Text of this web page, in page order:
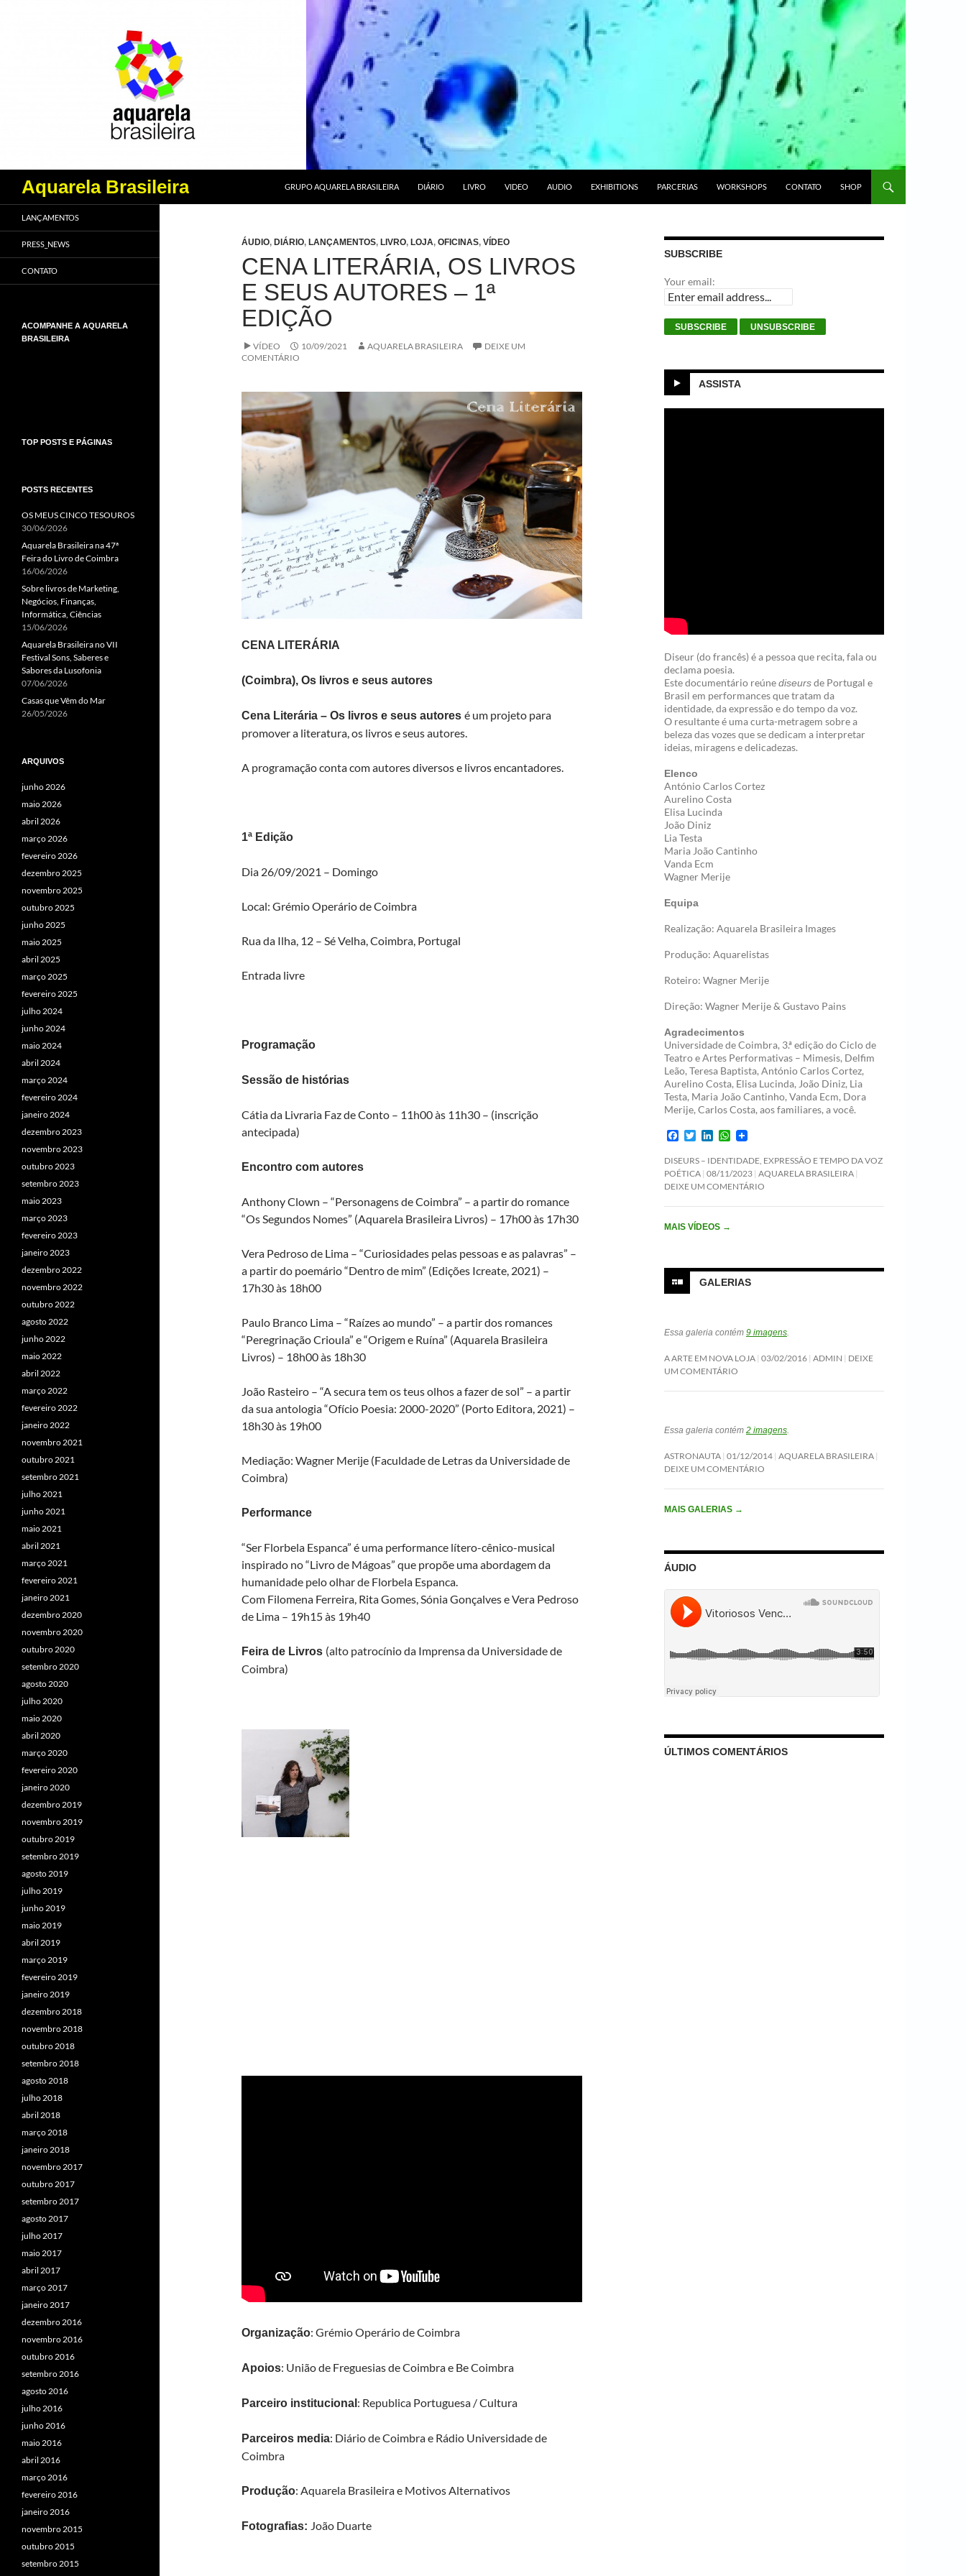
Aquarela Brasileira
Pesquisar
GRUPO AQUARELA BRASILEIRA
DIÁRIO LIVRO VIDEO AUDIO EXHIBITIONS PARCERIAS WORKSHOPS CONTATO SHOP
ÁUDIO, DIÁRIO, LANÇAMENTOS, LIVRO, LOJA, OFICINAS, VÍDEO
CENA LITERÁRIA, OS LIVROS
E SEUS AUTORES – 1ª
EDIÇÃO
VÍDEO 10/09/2021 AQUARELA BRASILEIRA
DEIXE UM
COMENTÁRIO
CENA LITERÁRIA
(Coimbra), Os livros e seus autores
Cena Literária – Os livros e seus autores é um projeto para
promover a literatura, os livros e seus autores.
A programação conta com autores diversos e livros encantadores.
1ª Edição
Dia 26/09/2021 – Domingo
Local: Grémio Operário de Coimbra
Rua da Ilha, 12 – Sé Velha, Coimbra, Portugal
Entrada livre
Programação
Sessão de histórias
Cátia da Livraria Faz de Conto – 11h00 às 11h30 – (inscrição
antecipada)
Encontro com autores
Anthony Clown – “Personagens de Coimbra” – a partir do romance
“Os Segundos Nomes” (Aquarela Brasileira Livros) – 17h00 às 17h30
Vera Pedroso de Lima – “Curiosidades pelas pessoas e as palavras” –
a partir do poemário “Dentro de mim” (Edições Icreate, 2021) –
17h30 às 18h00
Paulo Branco Lima – “Raízes ao mundo” – a partir dos romances
“Peregrinação Crioula” e “Origem e Ruína” (Aquarela Brasileira
Livros) – 18h00 às 18h30
João Rasteiro – “A secura tem os teus olhos a fazer de sol” – a partir
da sua antologia “Ofício Poesia: 2000-2020” (Porto Editora, 2021) –
18h30 às 19h00
Mediação: Wagner Merije (Faculdade de Letras da Universidade de
Coimbra)
Performance
“Ser Florbela Espanca” é uma performance lítero-cênico-musical
inspirado no “Livro de Mágoas” que propõe uma abordagem da
humanidade pelo olhar de Florbela Espanca.
Com Filomena Ferreira, Rita Gomes, Sónia Gonçalves e Vera Pedroso
de Lima – 19h15 às 19h40
Feira de Livros (alto patrocínio da Imprensa da Universidade de
Coimbra)
Organização: Grémio Operário de Coimbra
Apoios: União de Freguesias de Coimbra e Be Coimbra
Parceiro institucional : Republica Portuguesa / Cultura
Parceiros media: Diário de Coimbra e Rádio Universidade de
Coimbra
Produção: Aquarela Brasileira e Motivos Alternativos
Fotografias: João Duarte
SUBSCRIBE
Your email:
ASSISTA
Diseur (do francês) é a pessoa que recita, fala ou
declama poesia.
Este documentário reúnediseursde Portugal e
Brasil em performances que tratam da
identidade, da expressão e do tempo da voz.
O resultante é uma curta-metragem sobre a
beleza das vozes que se dedicam a interpretar
ideias, miragens e delicadezas.
Elenco
António Carlos Cortez
Aurelino Costa
Elisa Lucinda
João Diniz
Lia Testa
Maria João Cantinho
Vanda Ecm
Wagner Merije
Equipa
Realização: Aquarela Brasileira Images
Produção: Aquarelistas
Roteiro: Wagner Merije
Direção: Wagner Merije & Gustavo Pains
Agradecimentos
Universidade de Coimbra, 3.ª edição do Ciclo de
Teatro e Artes Performativas – Mimesis, Delfim
Leão, Teresa Baptista, António Carlos Cortez,
Aurelino Costa, Elisa Lucinda, João Diniz, Lia
Testa, Maria João Cantinho, Vanda Ecm, Dora
Merije, Carlos Costa, aos familiares, a você.
F
c
e
b
o
o
T
i
t
t
e
r
n
k
e
d
I
W
a
t
s
A
p
DISEURS – IDENTIDADE, EXPRESSÃO E TEMPO DA VOZ
POÉTICA 08/11/2023 AQUARELA BRASILEIRA
DEIXE UM COMENTÁRIO
MAIS VÍDEOS →
GALERIAS
Essa galeria contém 9 imagens.
A ARTE EM NOVA LOJA 03/02/2016 ADMIN
DEIXE
UM COMENTÁRIO
Essa galeria contém 2 imagens.
ASTRONAUTA 01/12/2014 AQUARELA BRASILEIRA
DEIXE UM COMENTÁRIO
MAIS GALERIAS →
ÁUDIO
ÚLTIMOS COMENTÁRIOS
LANÇAMENTOS
PRESS_NEWS
CONTATO
ACOMPANHE A AQUARELA
BRASILEIRA
TOP POSTS E PÁGINAS
POSTS RECENTES
OS MEUS CINCO TESOUROS
30/06/2026
Aquarela Brasileira na 47ª
Feira do Livro de Coimbra
16/06/2026
Sobre livros de Marketing,
Negócios, Finanças,
Informática, Ciências
15/06/2026
Aquarela Brasileira no VII
Festival Sons, Saberes e
Sabores da Lusofonia
07/06/2026
Casas que Vêm do Mar
26/05/2026
ARQUIVOS
junho 2026
maio 2026
abril 2026
março 2026
fevereiro 2026
dezembro 2025
novembro 2025
outubro 2025
junho 2025
maio 2025
abril 2025
março 2025
fevereiro 2025
julho 2024
junho 2024
maio 2024
abril 2024
março 2024
fevereiro 2024
janeiro 2024
dezembro 2023
novembro 2023
outubro 2023
setembro 2023
maio 2023
março 2023
fevereiro 2023
janeiro 2023
dezembro 2022
novembro 2022
outubro 2022
agosto 2022
junho 2022
maio 2022
abril 2022
março 2022
fevereiro 2022
janeiro 2022
novembro 2021
outubro 2021
setembro 2021
julho 2021
junho 2021
maio 2021
abril 2021
março 2021
fevereiro 2021
janeiro 2021
dezembro 2020
novembro 2020
outubro 2020
setembro 2020
agosto 2020
julho 2020
maio 2020
abril 2020
março 2020
fevereiro 2020
janeiro 2020
dezembro 2019
novembro 2019
outubro 2019
setembro 2019
agosto 2019
julho 2019
junho 2019
maio 2019
abril 2019
março 2019
fevereiro 2019
janeiro 2019
dezembro 2018
novembro 2018
outubro 2018
setembro 2018
agosto 2018
julho 2018
abril 2018
março 2018
janeiro 2018
novembro 2017
outubro 2017
setembro 2017
agosto 2017
julho 2017
maio 2017
abril 2017
março 2017
janeiro 2017
dezembro 2016
novembro 2016
outubro 2016
setembro 2016
agosto 2016
julho 2016
junho 2016
maio 2016
abril 2016
março 2016
fevereiro 2016
janeiro 2016
novembro 2015
outubro 2015
setembro 2015